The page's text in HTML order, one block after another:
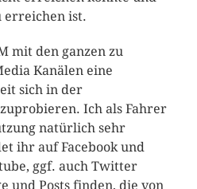
erreichen ist.
mit den ganzen zu
Kanälen eine
sich in der
Ich als Fahrer
natürlich sehr
ihr auf Facebook und
ggf. auch Twitter
und Posts finden, die von